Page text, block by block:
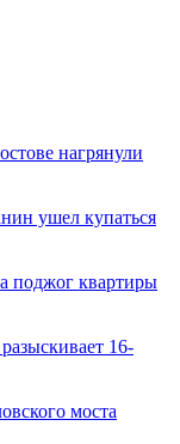
нагрянули
ушел купаться
поджог квартиры
16-
моста